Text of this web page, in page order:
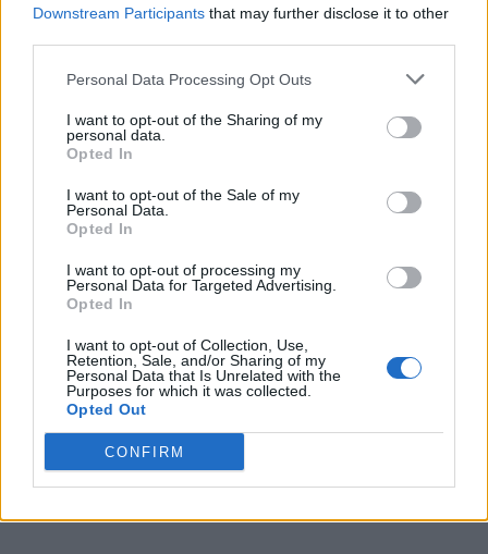
Downstream Participants that may further disclose it to other
Personal Data Processing Opt Outs
I want to opt-out of the Sharing of my
personal data.
Opted In
I want to opt-out of the Sale of my
Personal Data.
Opted In
I want to opt-out of processing my
Personal Data for Targeted Advertising.
Opted In
I want to opt-out of Collection, Use,
Retention, Sale, and/or Sharing of my
Personal Data that Is Unrelated with the
Purposes for which it was collected.
Opted Out
CONFIRM
«ΕΔΩ»: Ο Σταμάτης Ζαχαρός συνεχίζει για 4η
στο ONE Channel
Επιτάχυνση αποζημιώσεων και ειδικά μέτρα για τις
επιχειρήσεις
05/08/2026
Το ΠΑΣΟΚ απαντά στον Γεωργιάδη: «Προσπαθεί
μπερδέψει την κοινή γνώμη» – 4 ερωτήματα
Νέα αποχώρηση από τον ΣΥΡΙΖΑ – Παραιτήθηκε
Μαρία Ρεπούση
05/08/2026
Παρασκήνιο για τα ψηφοδέλτια Επικρατείας,
για το Μαξίμου, πολεμικές προετοιμασίες για
ΕΛΑΣ
ΔΗΜΟΦΙΛΗ